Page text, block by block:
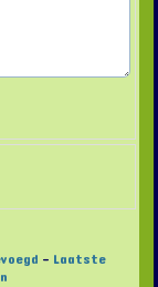
- Laatste